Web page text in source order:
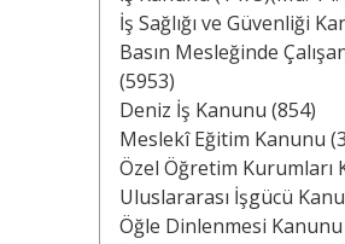
İş Sağlığı ve Güvenliği
Basın Mesleğinde
(5953)
Deniz İş Kanunu (854)
Meslekî Eğitim Kanunu
Özel Öğretim Kurumları
Uluslararası İşgücü
Öğle Dinlenmesi Kanunu